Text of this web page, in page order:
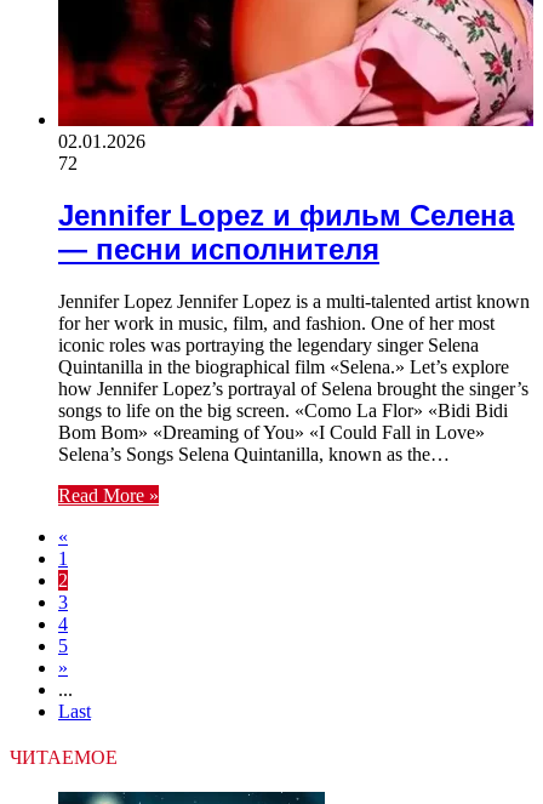
02.01.2026
72
Jennifer Lopez и фильм Селена
— песни исполнителя
Jennifer Lopez Jennifer Lopez is a multi-talented artist known
for her work in music, film, and fashion. One of her most
iconic roles was portraying the legendary singer Selena
Quintanilla in the biographical film «Selena.» Let’s explore
how Jennifer Lopez’s portrayal of Selena brought the singer’s
songs to life on the big screen. «Como La Flor» «Bidi Bidi
Bom Bom» «Dreaming of You» «I Could Fall in Love»
Selena’s Songs Selena Quintanilla, known as the…
Read More »
«
1
2
3
4
5
»
...
Last
ЧИТАЕМОЕ